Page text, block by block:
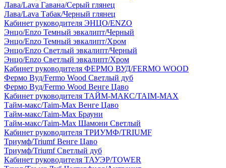
Лава/Lava Гавана/Серый глянец
Лава/Lava Табак/Черный глянец
Кабинет руководителя ЭНЦО/ENZO
Энцо/Enzo Темный эвкалипт/Черный
Энцо/Enzo Темный эвкалипт/Хром
Энцо/Enzo Светлый эвкалипт/Черный
Энцо/Enzo Светлый эвкалипт/Хром
Кабинет руководителя ФЕРМО ВУД/FERMO WOOD
Фермо Вуд/Fermo Wood Светлый дуб
Фермо Вуд/Fermo Wood Венге Цаво
Кабинет руководителя ТАЙМ-МАКС/TAIM-MAX
Тайм-макс/Taim-Max Венге Цаво
Тайм-макс/Taim-Max Брауни
Тайм-макс/Taim-Max Шамони Светлый
Кабинет руководителя ТРИУМФ/TRIUMF
Триумф/Triumf Венге Цаво
Триумф/Triumf Светлый дуб
Кабинет руководителя ТАУЭР/TOWER